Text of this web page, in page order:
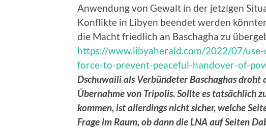
Anwendung von Gewalt in der jetzigen
Konflikte in Libyen beendet werden
die Macht friedlich an Baschagha zu
https://www.libyaherald.com/2022/07/
force-to-prevent-peaceful-handover-of-
Dschuwaili als Verbündeter Baschaghas
Übernahme von Tripolis. Sollte es tatsächlich
kommen, ist allerdings nicht sicher, welche
Frage im Raum, ob dann die LNA auf Seiten